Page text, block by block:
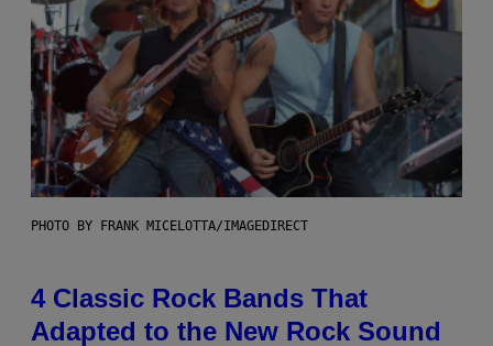
PHOTO BY FRANK MICELOTTA/IMAGEDIRECT
4 Classic Rock Bands That
Adapted to the New Rock Sound